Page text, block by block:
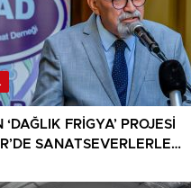
‘DAĞLIK FRİGYA’ PROJESİ
SANATSEVERLERLE